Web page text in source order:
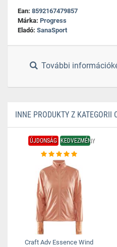
Ean: 8592167479857
Márka: Progress
Eladó: SanaSport
További
INNE PRODUKTY Z KATEGORII
ÚJDONSÁG KEDVEZMÉNY
Craft Adv Essence Wind